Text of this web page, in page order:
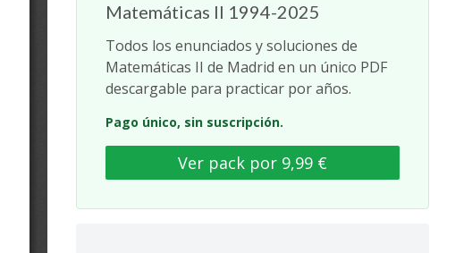
Matemáticas II 1994-2025
Todos los enunciados y soluciones de
Matemáticas II de Madrid en un único PDF
descargable para practicar por años.
Pago único, sin suscripción.
Ver pack por 9,99 €